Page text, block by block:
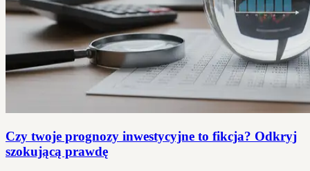
Czy twoje prognozy inwestycyjne to fikcja? Odkryj
szokującą prawdę